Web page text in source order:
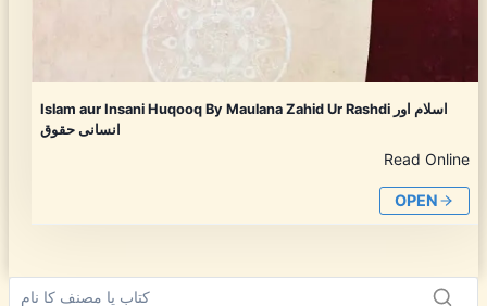
Islam aur Insani Huqooq By Maulana Zahid Ur Rashdi اسلام اور
انسانی حقوق
Read Online
OPEN